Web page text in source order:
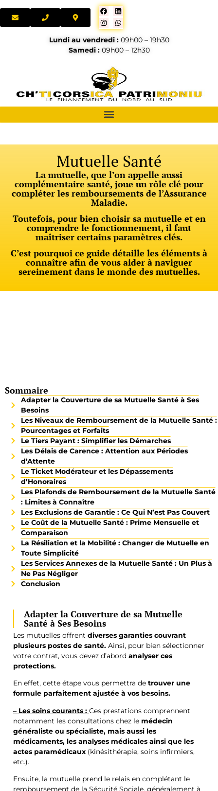
Lundi au vendredi :09h00 – 19h30
Samedi :09h00 – 12h30
Mutuelle Santé
La mutuelle, que l’on appelle aussi
complémentaire santé, joue un rôle clé pour
compléter les remboursements de l’Assurance
Maladie.
Toutefois, pour bien choisir sa mutuelle et en
comprendre le fonctionnement, il faut
maîtriser certains paramètres clés.
C’est pourquoi ce guide détaille les éléments à
connaître afin de vous aider à naviguer
sereinement dans le monde des mutuelles.
Sommaire
Adapter la Couverture de sa Mutuelle Santé à Ses
Besoins
Les Niveaux de Remboursement de la Mutuelle Santé :
Pourcentages et Forfaits
Le Tiers Payant : Simplifier les Démarches
Les Délais de Carence : Attention aux Périodes
d’Attente
Le Ticket Modérateur et les Dépassements
d’Honoraires
Les Plafonds de Remboursement de la Mutuelle Santé
: Limites à Connaître
Les Exclusions de Garantie : Ce Qui N’est Pas Couvert
Le Coût de la Mutuelle Santé : Prime Mensuelle et
Comparaison
La Résiliation et la Mobilité : Changer de Mutuelle en
Toute Simplicité
Les Services Annexes de la Mutuelle Santé : Un Plus à
Ne Pas Négliger
Conclusion
Adapter la Couverture de sa Mutuelle
Santé à Ses Besoins
Les mutuelles offrent diverses garanties couvrant
plusieurs postes de santé.Ainsi, pour bien sélectionner
votre contrat, vous devez d’abord analyser ces
protections.
En effet, cette étape vous permettra de trouver une
formule parfaitement ajustée à vos besoins.
– Les soins courants : Ces prestations comprennent
notamment les consultations chez le médecin
généraliste ou spécialiste, mais aussi les
médicaments, les analyses médicales ainsi que les
actes paramédicaux(kinésithérapie, soins infirmiers,
etc.).
Ensuite, la mutuelle prend le relais en complétant le
remboursement de la Sécurité Sociale, généralement à